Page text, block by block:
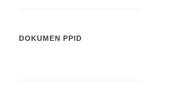
DOKUMEN PPID